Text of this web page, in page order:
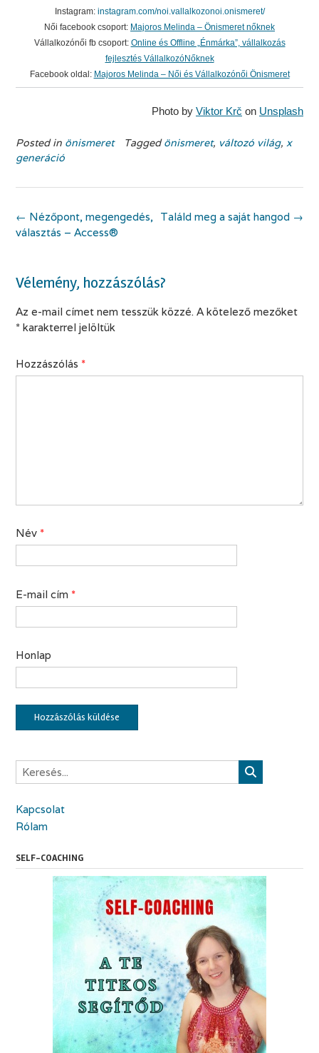
Instagram: instagram.com/noi.vallalkozonoi.onismeret/
Női facebook csoport: Majoros Melinda – Önismeret nőknek
Vállalkozónői fb csoport: Online és Offline „Énmárka”, vállalkozás
fejlesztés VállalkozóNőknek
Facebook oldal: Majoros Melinda – Női és Vállalkozónői Önismeret
Photo by Viktor Krč on Unsplash
Posted in önismeret Taggedönismeret, változó világ, x
generáció
Post
navigation
Találd meg a saját hangod →
← Nézőpont, megengedés,
választás – Access®
Vélemény, hozzászólás?
Az e-mail címet nem tesszük közzé. A kötelező mezőket
* karakterrel jelöltük
Hozzászólás *
Név *
E-mail cím *
Honlap
Kapcsolat
Rólam
SELF-COACHING